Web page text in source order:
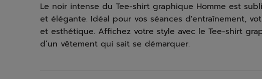
Le noir intense du Tee-shirt graphique Homme est
et élégante. Idéal pour vos séances d'entraînement,
et esthétique. Affichez votre style avec le Tee-shirt
d’un vêtement qui sait se démarquer.